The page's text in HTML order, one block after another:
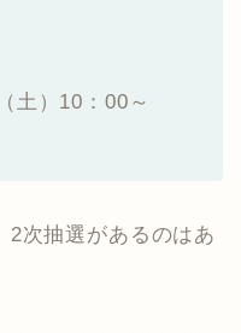
土）10：00～
2次抽選があるのはあ